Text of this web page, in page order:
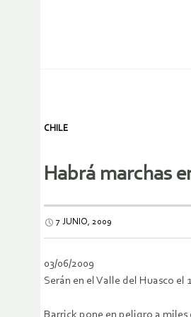
CHILE
Habrá marchas
7 JUNIO, 2009
03/06/2009
Serán en el Valle del Huasco el